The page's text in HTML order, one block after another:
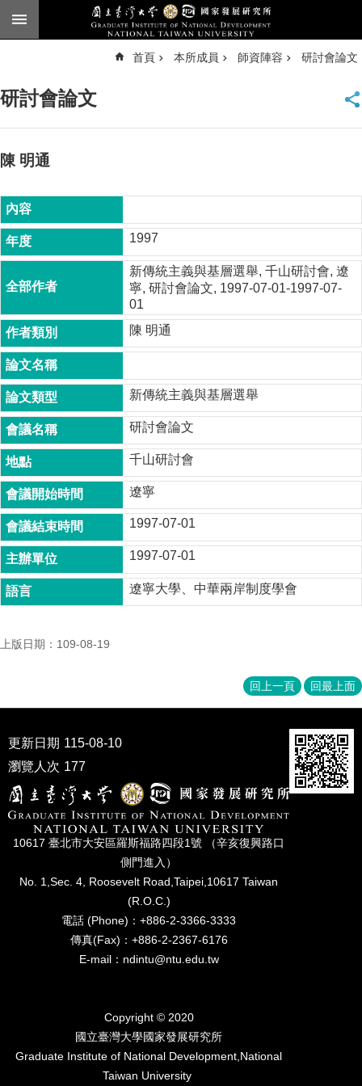
跳到主要內容區塊
臺
頁
公
告
本
簡
本
所
成
員
博
士
班
碩
士
班
在
職
專
班
術
國
發
展
究
期
試
首頁 本所成員 師資陣容 研討會論文
研討會論文
陳 明通
1997
新傳統主義與基層選舉, 千山研討會, 遼
寧, 研討會論文, 1997-07-01-1997-07-
01
陳 明通
新傳統主義與基層選舉
研討會論文
千山研討會
遼寧
1997-07-01
1997-07-01
遼寧大學、中華兩岸制度學會
上版日期：109-08-19
回上一頁 回最上面
更新日期 115-08-10
瀏覽人次 177
10617 臺北市⼤安區羅斯福路四段1號 （辛亥復興路⼝
側⾨進入）
No. 1,Sec. 4, Roosevelt Road,Taipei,10617 Taiwan
(R.O.C.)
電話 (Phone)：+886-2-3366-3333
傳真(Fax)：+886-2-2367-6176
E-mail：ndintu@ntu.edu.tw
Copyright © 2020
國立臺灣⼤學國家發展研究所
Graduate Institute of National Development,National
Taiwan University